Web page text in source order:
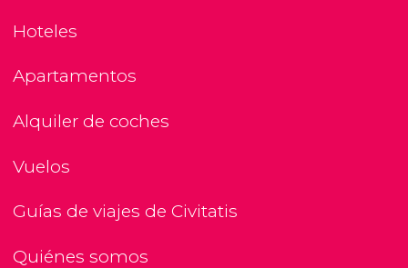
Hoteles
Apartamentos
Alquiler de coches
Vuelos
Guías de viajes de Civitatis
Quiénes somos